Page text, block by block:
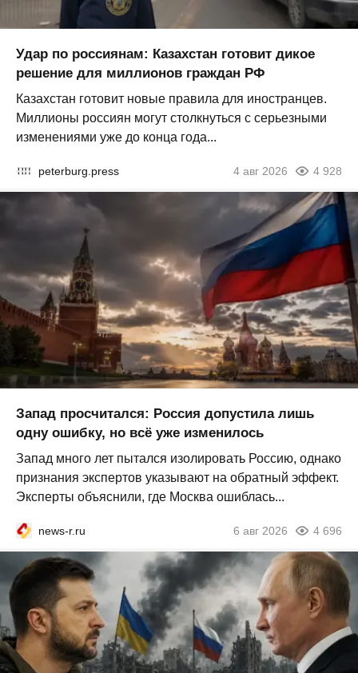
Удар по россиянам: Казахстан готовит дикое
решение для миллионов граждан РФ
Казахстан готовит новые правила для иностранцев.
Миллионы россиян могут столкнуться с серьезными
изменениями уже до конца года...
peterburg.press 4 авг 2026 4 928
Запад просчитался: Россия допустила лишь
одну ошибку, но всё уже изменилось
Запад много лет пытался изолировать Россию, однако
признания экспертов указывают на обратный эффект.
Эксперты объяснили, где Москва ошиблась...
news-r.ru 6 авг 2026 4 696